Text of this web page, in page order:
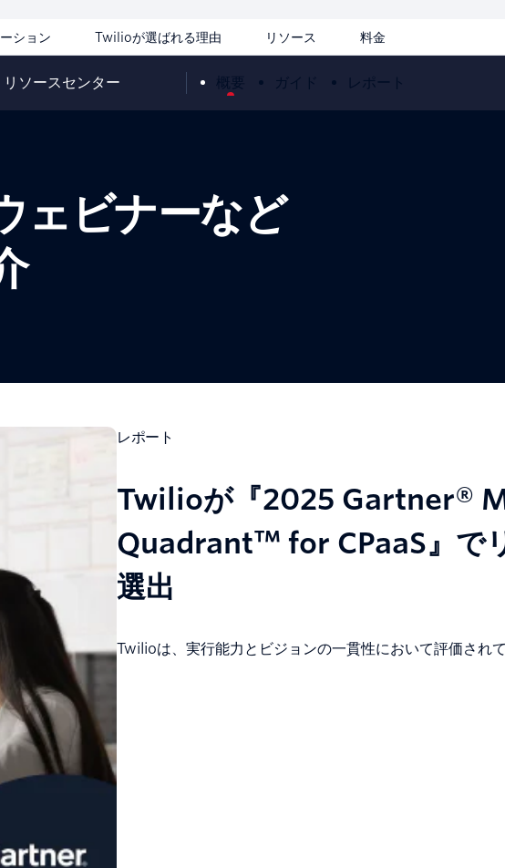
ション Twilioが選ばれる理由 リソース 料金
リソースセンター 概要 ガイド レポート
ェビナーなど
レポート
Twilioが『2025 Gartner®
Quadrant™ for CPaaS』で
選出
Twilioは、実行能力とビジョンの一貫性において評価されて